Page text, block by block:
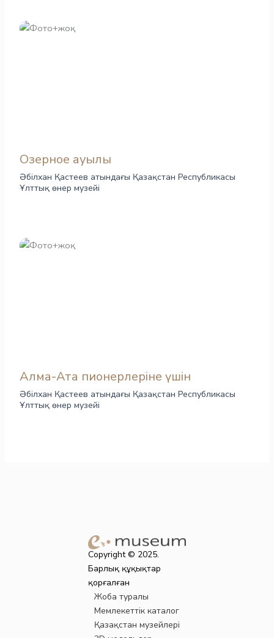
Озерное ауылы
Әбілхан Қастеев атындағы Қазақстан Республикасы
Ұлттық өнер музейі
Алма-Ата пионерлеріне үшін
Әбілхан Қастеев атындағы Қазақстан Республикасы
Ұлттық өнер музейі
Copyright © 2025.
Барлық құқықтар
қорғалған
Жоба туралы
Мемлекеттік каталог
Қазақстан музейлері